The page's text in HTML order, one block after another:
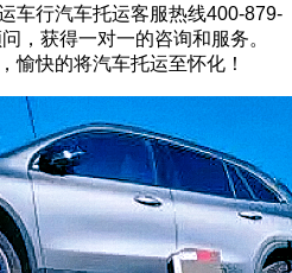
车行汽车托运客服热线400-879-
，获得一对一的咨询和服务。
愉快的将汽车托运至怀化！